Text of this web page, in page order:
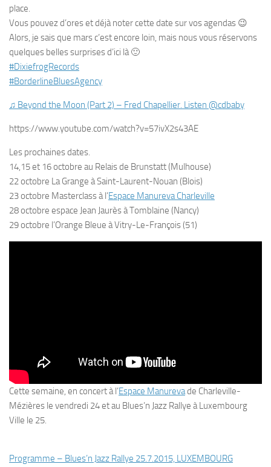
place.
Vous pouvez d’ores et déjà noter cette date sur vos agendas 😉
Alors, je sais que mars c’est encore loin, mais nous vous réservons
quelques belles surprises d’ici là🙂
#DixiefrogRecords
#BorderlineBluesAgency
♫ Beyond the Moon (Part 2) – Fred Chapellier. Listen @cdbaby
https://www.youtube.com/watch?v=57ivX2s43AE
Les prochaines dates.
14,15 et 16 octobre au Relais de Brunstatt (Mulhouse)
22 octobre La Grange à Saint-Laurent-Nouan (Blois)
23 octobre Masterclass à l’Espace Manureva Charleville
28 octobre espace Jean Jaurès à Tomblaine (Nancy)
29 octobre l’Orange Bleue à Vitry-Le-François (51)
Cette semaine, en concert à l’Espace Manurevade Charleville-
Mézières le vendredi 24 et au Blues’n Jazz Rallye à Luxembourg
Ville le 25.
Programme – Blues’n Jazz Rallye 25.7.2015, LUXEMBOURG